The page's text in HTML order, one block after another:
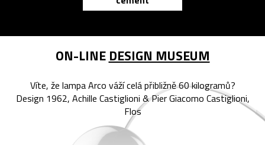
ON-LINE DESIGN MUSEUM
Víte, že lampa Arco váží celá přibližně 60 kilogramů?
Design 1962, Achille Castiglioni & Pier Giacomo Castiglioni,
Flos